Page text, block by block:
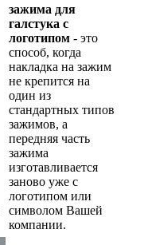
зажима для
галстука с
логотипом - это
способ, когда
накладка на зажим
не крепится на
один из
стандартных типов
зажимов, а
передняя часть
зажима
изготавливается
заново уже с
логотипом или
символом Вашей
компании.